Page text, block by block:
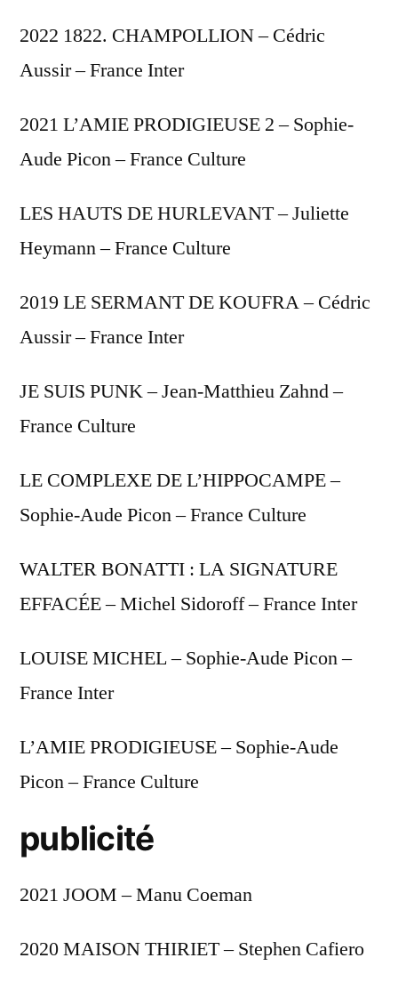
2022 1822. CHAMPOLLION – Cédric
Aussir – France Inter
2021 L’AMIE PRODIGIEUSE 2 – Sophie-
Aude Picon – France Culture
LES HAUTS DE HURLEVANT – Juliette
Heymann – France Culture
2019 LE SERMANT DE KOUFRA – Cédric
Aussir – France Inter
JE SUIS PUNK – Jean-Matthieu Zahnd –
France Culture
LE COMPLEXE DE L’HIPPOCAMPE –
Sophie-Aude Picon – France Culture
WALTER BONATTI : LA SIGNATURE
EFFACÉE – Michel Sidoroff – France Inter
LOUISE MICHEL – Sophie-Aude Picon –
France Inter
L’AMIE PRODIGIEUSE – Sophie-Aude
Picon – France Culture
publicité
2021 JOOM – Manu Coeman
2020 MAISON THIRIET – Stephen Cafiero